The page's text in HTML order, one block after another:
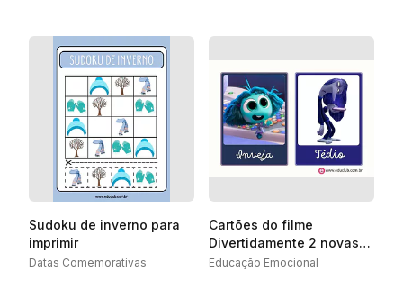
Sudoku de inverno para
imprimir
Datas Comemorativas
Cartões do filme
Divertidamente 2 novas
emoções
Educação Emocional